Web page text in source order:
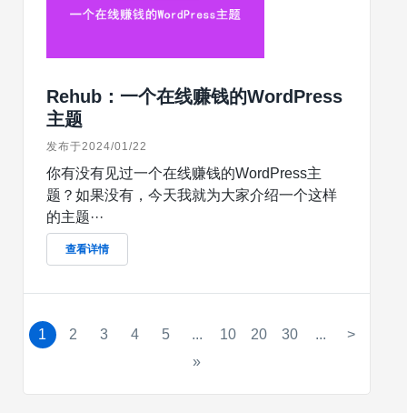
Rehub：一个在线赚钱的WordPress
主题
发布于2024/01/22
你有没有见过一个在线赚钱的WordPress主
题？如果没有，今天我就为大家介绍一个这样
的主题···
查看详情
1 2 3 4 5 ... 10 20 30 ...
>
»